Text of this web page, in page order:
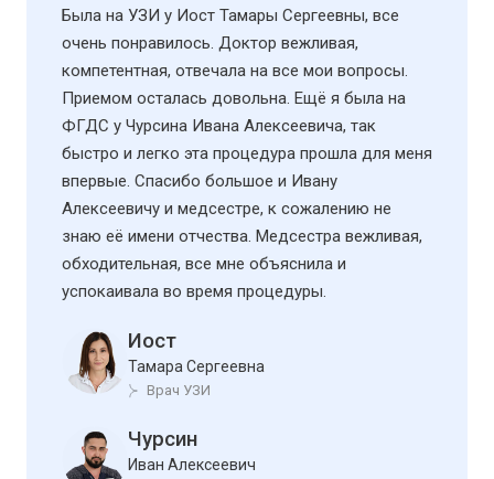
Была на УЗИ у Иост Тамары Сергеевны, все
очень понравилось. Доктор вежливая,
компетентная, отвечала на все мои вопросы.
Приемом осталась довольна. Ещё я была на
ФГДС у Чурсина Ивана Алексеевича, так
быстро и легко эта процедура прошла для меня
впервые. Спасибо большое и Ивану
Алексеевичу и медсестре, к сожалению не
знаю её имени отчества. Медсестра вежливая,
обходительная, все мне объяснила и
успокаивала во время процедуры.
Иост
Тамара Сергеевна
Врач УЗИ
Чурсин
Иван Алексеевич